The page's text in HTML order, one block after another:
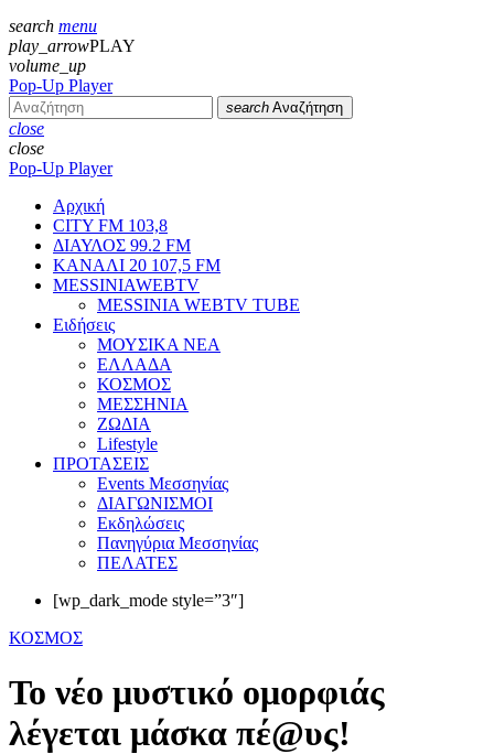
search menu
play_arrowPLAY
volume_up
Pop-Up Player
search Αναζήτηση
close
close
Pop-Up Player
Αρχική
CITY FM 103,8
ΔΙΑΥΛΟΣ 99.2 FM
ΚΑΝΑΛΙ 20 107,5 FM
MESSINIAWEBTV
MESSINIA WEBTV TUBE
Eιδήσεις
ΜΟΥΣΙΚΑ ΝΕΑ
ΕΛΛΑΔΑ
ΚΟΣΜΟΣ
ΜΕΣΣΗΝΙΑ
ΖΩΔΙΑ
Lifestyle
ΠΡΟΤΑΣΕΙΣ
Events Μεσσηνίας
ΔΙΑΓΩΝΙΣΜΟΙ
Εκδηλώσεις
Πανηγύρια Μεσσηνίας
ΠΕΛΑΤΕΣ
[wp_dark_mode style=”3″]
ΚΟΣΜΟΣ
Το νέο μυστικό ομορφιάς
λέγεται μάσκα πέ@υς!